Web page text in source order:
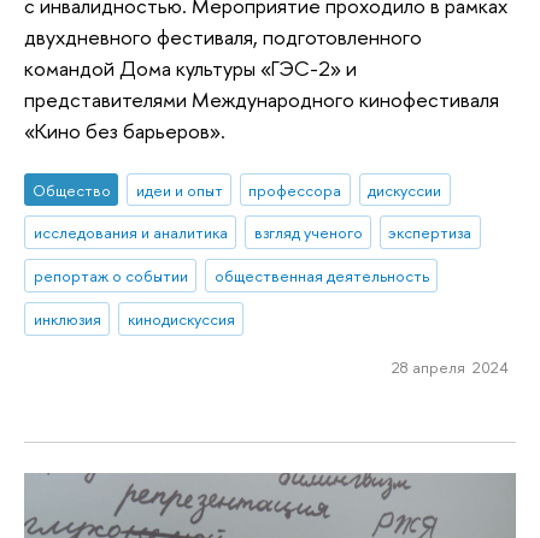
двухдневного фестиваля, подготовленного
командой Дома культуры «ГЭС-2» и
представителями Международного кинофестиваля
«Кино без барьеров».
Общество идеи и опыт профессора
дискуссии
исследования и аналитика
взгляд ученого
экспертиза
репортаж о событии
общественная деятельность
инклюзия
кинодискуссия
28 апреля 2024